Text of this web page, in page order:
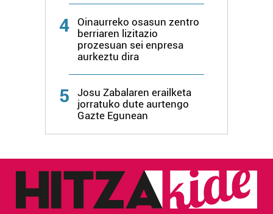
4
Oinaurreko osasun zentro
berriaren lizitazio
prozesuan sei enpresa
aurkeztu dira
5
Josu Zabalaren erailketa
jorratuko dute aurtengo
Gazte Egunean